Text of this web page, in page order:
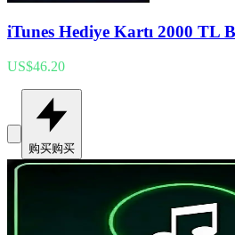
iTunes Hediye Kartı 2000 TL
US$46.20
购买购买